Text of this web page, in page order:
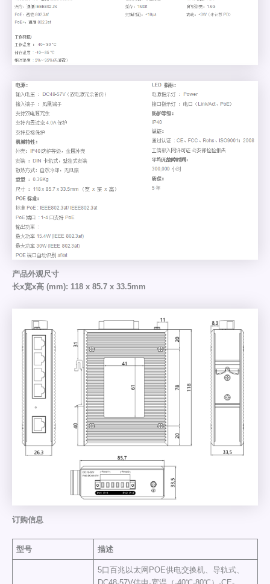
产品外观尺寸
长x宽x高 (mm): 118 x 85.7 x 33.5mm
订购信息
型号 描述
5口百兆以太网POE供电交换机、导轨式、